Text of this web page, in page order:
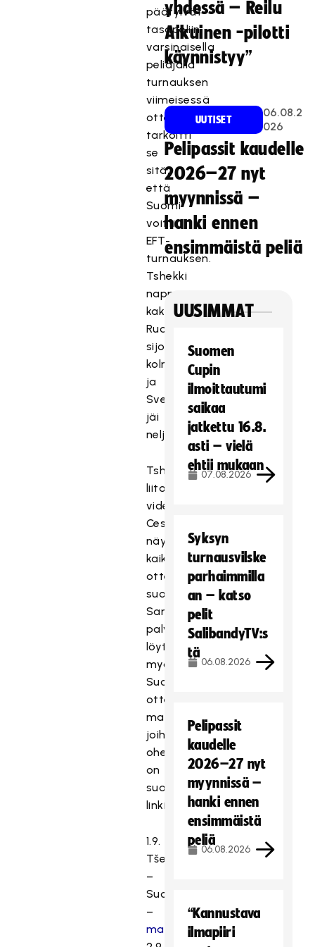
päätyivät
tasapeliin
varsinaisella
peliajalla
turnauksen
viimeisessä
ottelussa,
tarkoitti
se
sitä,
että
Suomi
voitti
EFT-
turnauksen.
Tshekki
nappasi
kakkostilan,
Ruotsi
sijoittui
kolmanneksi
ja
Sveitsi
jäi
neljänneksi.
Tshekin
liiton
videopalvelu
Ceskyflorbal.tv
näytti
kaikki
ottelut
suorina.
Samaisesta
palvelusta
löytyy
myös
Suomen
otteluiden
maalikoosteet,
joihin
ohessa
on
suorat
linkit.
1.9.
Tšekki
–
Suomi
–
maalikooste
yhdessä – Reilu
Aikuinen -pilotti
käynnistyy”
UUTISET
06.08.2
026
Pelipassit kaudelle
2026–27 nyt
myynnissä –
hanki ennen
ensimmäistä peliä
UUSIMMAT
Suomen
Cupin
ilmoittautumi
saikaa
jatkettu 16.8.
asti – vielä
ehtii mukaan
07.08.2026
Syksyn
turnausvilske
parhaimmilla
an – katso
pelit
SalibandyTV:s
tä
06.08.2026
Pelipassit
kaudelle
2026–27 nyt
myynnissä –
hanki ennen
ensimmäistä
peliä
06.08.2026
“Kannustava
ilmapiiri